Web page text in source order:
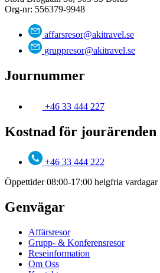
Org-nr: 556379-9948
affarsresor@akitravel.se
gruppresor@akitravel.se
Journummer
+46 33 444 227
Kostnad för
+46 33 444 222
Öppettider 08:00-17:00 helgfria vardagar
Genvägar
Affärsresor
Grupp- & Konferensresor
Reseinformation
Om Oss